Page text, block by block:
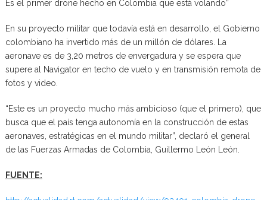
Es el primer drone hecho en Colombia que está volando”
En su proyecto militar que todavía está en desarrollo, el Gobierno
colombiano ha invertido más de un millón de dólares. La
aeronave es de 3,20 metros de envergadura y se espera que
supere al Navigator en techo de vuelo y en transmisión remota de
fotos y video.
“Este es un proyecto mucho más ambicioso (que el primero), que
busca que el país tenga autonomía en la construcción de estas
aeronaves, estratégicas en el mundo militar”, declaró el general
de las Fuerzas Armadas de Colombia, Guillermo León León.
FUENTE: